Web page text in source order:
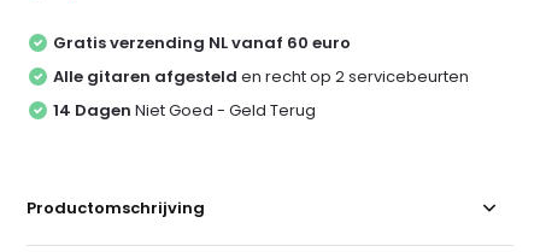
Gratis verzending NL vanaf 60 euro
Alle gitaren afgesteld en recht op 2 servicebeurten
14 Dagen Niet Goed - Geld Terug
Productomschrijving